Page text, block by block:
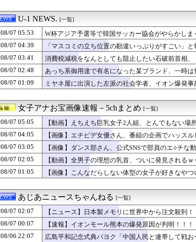
読んだ本に感化されやすいタイプの嫁。そんな嫁、俺がフリン物
妻「今日そうめんでいい？」 夫「いいよー」 妻「"で"いい……
“国宝級のボディライン”横野すみれ、ゼロ距離グラビアで魅了 『
【悲痛】体デカいのに全然動かない嫁…おれの我慢が限界に達し
【悲報】ソープでイッた後に嬢の耳元で「好き」って囁く瞬間ｗ
女とサシ飲み行ってワイが全額払ったら「今度は私が払うから！
日本の商船が中国に臨検された場合は「台湾軍が対応」と台湾軍
ぼく「妹がぼくの子供を妊娠したんだ…」父「！？実は俺と母さ
【悲報】立川志らく、ガチでブチギレてしまう！！！！！！
【悲報】妻の浮気、うつ病になった俺と子供に迫る危機…その理
【福岡】西鉄、天神駅と薬院駅の駅構内で不審な音声（下ネタ）
やる夫はマジカルチンポで生き抜かないといけないようです 小
悪の組織にちんぽ怪人に改造されたやる夫のお話 第4話
【画像】オタク「実際にプレイしたらわかるけどライザは友達っ
【画像】ボスJK、撮られるｗｗｗｗｗｗｗｗｗｗ
ケガが多かったプロ野球選手※多村仁志禁止
【画像】エチビデ女優さん、番組の企画でハッスルしすぎてしま
【画像】森香澄さんのJK姿😍ｗｗ😍ｗ😍ｗｗｗ😍ｗｗｗｗｗｗ
三大傑作ゼルダライク「The Binding of Isaac」「ダークソウル...
早食いしてる奴、マジでヤバイぞ・・・
【画像】キズナアイが今年で10周年ってマジ？
【モバマス×ワンピ】ありす「パンクハザード？」
劇団員やってる友達からたまにチケット買わされるから見に行く
【天文】太陽に含まれる「銀」は従来推定よりも約55％多かっ
U-1 NEWS. [一覧]
08/07 05:53
W杯アジア予選等で韓国サッカー協会がやらかし
及する声も……
08/07 04:39
「マスコミの立ち位置の勘違いっぷりがすごい」
せようという思惑がひしひしと
08/07 03:41
消費税減税をなんとしても阻止したい石破前首相
08/07 02:48
あっち系御用達で有名になった某ブランド、一時
08/07 01:09
ミヤネ屋に出演した左派の社会学者、イオン爆発
女子アナお宝画像速報－5chまとめ [一覧]
08/07 05:05
【動画】えちえち巨乳女子2人組、とんでもない場
08/07 04:05
【画像】エチビデ女優さん、番組の企画でハッス
08/07 03:05
【画像】ダンス部さん、公式SNSで部員のエ○チな
08/07 02:05
【動画】全男子の理想の乳首、ついに発見されるｗ
08/07 01:05
【画像】こんなだらしない体型の女子が好きなやつ
あじあニュースちゃんねる [一覧]
08/07 02:07
【ニュース】日本製メモリに世界中から注文殺到
08/07 00:07
【速報】イオンモール熊本の爆発原因が判明！！！
08/06 22:07
広島平和記念式典パヨク「中国人民と連帯して戦お